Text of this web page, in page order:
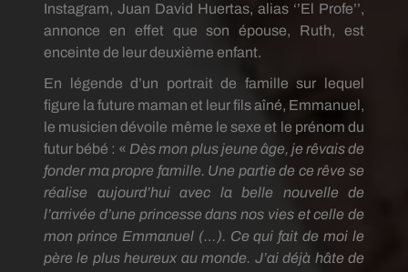
Instagram, Juan David Huertas, alias ‘’El Profe’’,
annonce en effet que son épouse, Ruth, est
enceinte de leur deuxième enfant.
En légende d’un portrait de famille sur lequel
figure la future maman et leur fils aîné, Emmanuel,
le musicien dévoile même le sexe et le prénom du
futur bébé : « Dès mon plus jeune âge, je rêvais de
fonder ma propre famille. Une partie de ce rêve se
réalise aujourd’hui avec la belle nouvelle de
l’arrivée d’une princesse dans nos vies et celle de
mon prince Emmanuel (…). Ce qui fait de moi le
père le plus heureux au monde. J’ai déjà hâte de